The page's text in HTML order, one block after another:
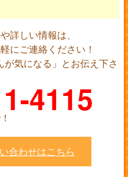
詳しい情報は、
にご連絡ください！
が気になる」とお伝え下さ
4115
合わせはこちら